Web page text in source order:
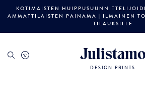
KOTIMAISTEN
AMMATTILAISTEN PAINAMA | ILMAINEN
TILAUKSILLE
DESIGN PRINTS